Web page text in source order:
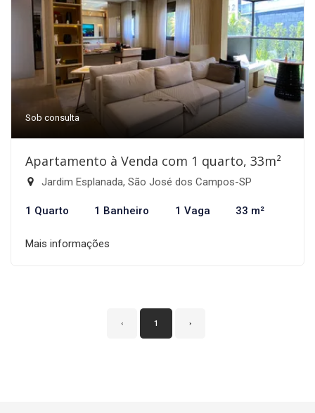
Sob consulta
Apartamento à Venda com 1 quarto, 33m²
Jardim Esplanada, São José dos Campos-SP
1 Quarto 1 Banheiro 1 Vaga 33 m²
Mais informações
‹ 1 ›